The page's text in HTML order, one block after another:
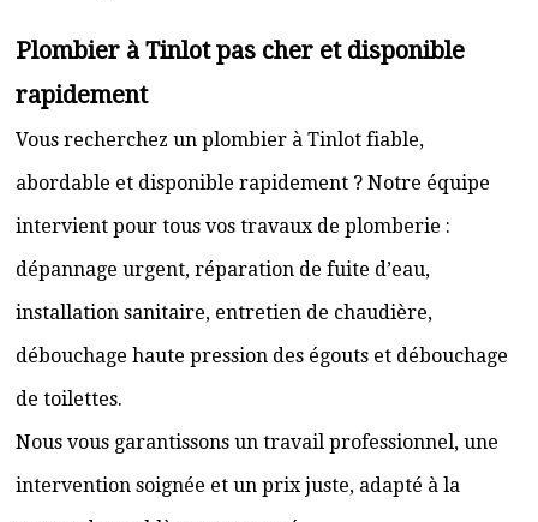
Plombier à Tinlot pas cher et disponible
rapidement
Vous recherchez un plombier à Tinlot fiable,
abordable et disponible rapidement ? Notre équipe
intervient pour tous vos travaux de plomberie :
dépannage urgent, réparation de fuite d’eau,
installation sanitaire, entretien de chaudière,
débouchage haute pression des égouts et débouchage
de toilettes.
Nous vous garantissons un travail professionnel, une
intervention soignée et un prix juste, adapté à la